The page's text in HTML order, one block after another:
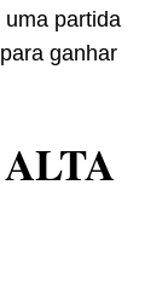
uma partida
ganhar